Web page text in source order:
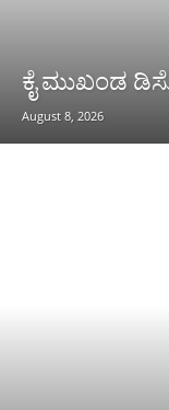
ಕೈ ಮುಖಂಡ
August 8, 2026